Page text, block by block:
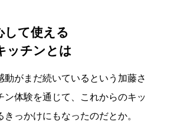
して使える
ッチンとは
動がまだ続いているという加藤さ
ン体験を通じて、これからのキッ
っかけにもなったのだとか。